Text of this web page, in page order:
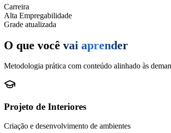
Carreira
Alta Empregabilidade
Grade atualizada
O que você vai aprender
Metodologia prática com conteúdo alinhado às
Projeto de Interiores
Criação e desenvolvimento de ambientes